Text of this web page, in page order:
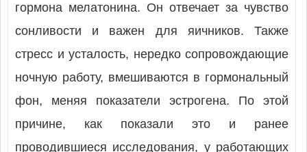
гормона мелатонина. Он отвечает за чувство
сонливости и важен для яичников. Также
стресс и усталость, нередко сопровождающие
ночную работу, вмешиваются в гормональный
фон, меняя показатели эстрогена. По этой
причине, как показали это и ранее
проводившиеся исследования, у работающих